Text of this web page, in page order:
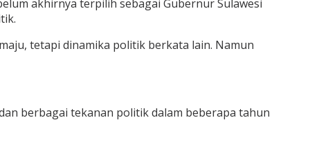
akhirnya terpilih sebagai Gubernur Sulawesi
tetapi dinamika politik berkata lain. Namun
berbagai tekanan politik dalam beberapa tahun